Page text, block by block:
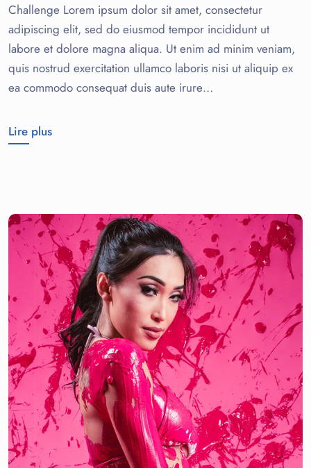
Challenge Lorem ipsum dolor sit amet, consectetur
adipiscing elit, sed do eiusmod tempor incididunt ut
labore et dolore magna aliqua. Ut enim ad minim veniam,
quis nostrud exercitation ullamco laboris nisi ut aliquip ex
ea commodo consequat duis aute irure…
Lire plus